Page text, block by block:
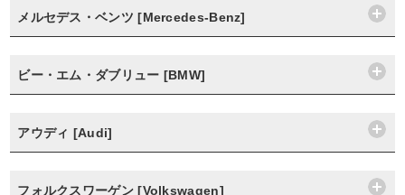
メルセデス・ベンツ [Mercedes-Benz]
ビー・エム・ダブリュー [BMW]
アウディ [Audi]
フォルクスワーゲン [Volkswagen]